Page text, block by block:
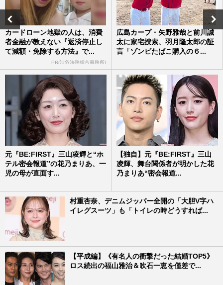
カードローン地獄の人は、消費
者金融が教えない『返済停止し
て減額・免除する方法』で...
PR(渋谷法務総合事務所)
広島カープ・矢野雅哉と前川誠
太に家宅捜索、羽月隆太郎の証
言「ゾンビたばこ購入の６...
元『BE:FIRST』三山凌輝と“ホ
テル密会報道”の花乃まりあ、一
児の母が直面す...
【独自】元『BE:FIRST』三山
凌輝、舞台関係者が明かした花
乃まりあ“密会報道...
村重杏奈、デニムジッパー全開の「大胆V字ハ
イレグスーツ」も「トイレの時どうすれば...
【平成編】《有名人の衝撃だった結婚TOP5》
ロス続出の福山雅治＆吹石一恵を僅差で...